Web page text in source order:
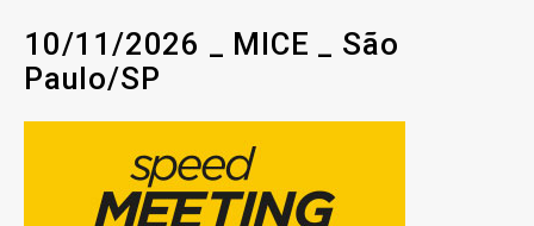
10/11/2026 _ MICE _ São
Paulo/SP